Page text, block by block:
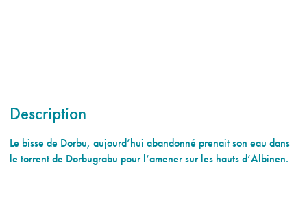
Description
Le bisse de Dorbu, aujourd’hui abandonné prenait son eau dans
le torrent de Dorbugrabu pour l’amener sur les hauts d’Albinen.